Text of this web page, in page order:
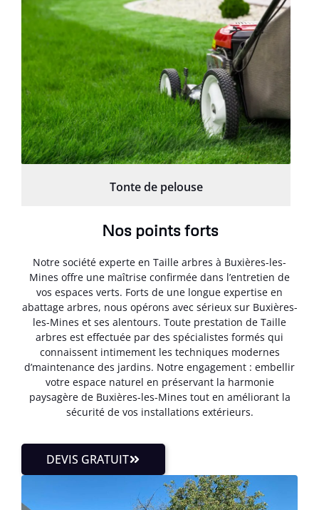
Tonte de pelouse
Nos points forts
Notre société experte en Taille arbres à Buxières-les-
Mines offre une maîtrise confirmée dans l’entretien de
vos espaces verts. Forts de une longue expertise en
abattage arbres, nous opérons avec sérieux sur Buxières-
les-Mines et ses alentours. Toute prestation de Taille
arbres est effectuée par des spécialistes formés qui
connaissent intimement les techniques modernes
d’maintenance des jardins. Notre engagement : embellir
votre espace naturel en préservant la harmonie
paysagère de Buxières-les-Mines tout en améliorant la
sécurité de vos installations extérieurs.
DEVIS GRATUIT